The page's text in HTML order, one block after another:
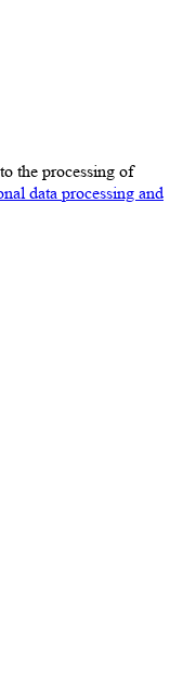
the processing of
data processing and